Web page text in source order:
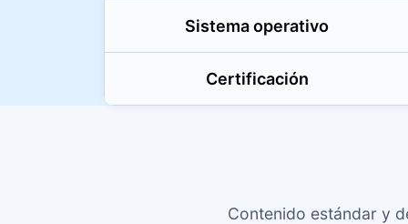
Sistema operativo
Certificación
Contenido estándar y